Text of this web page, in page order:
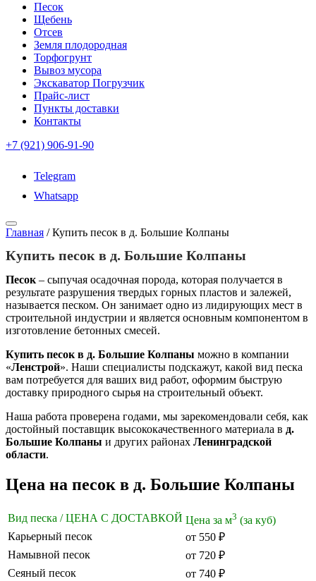
Песок
Щебень
Отсев
Земля плодородная
Торфогрунт
Вывоз мусора
Экскаватор Погрузчик
Прайс-лист
Пункты доставки
Контакты
+7 (921) 906-91-90
Telegram
Whatsapp
Главная /Купить песок в д. Большие Колпаны
Купить песок в д. Большие Колпаны
Песок – сыпучая осадочная порода, которая получается в
результате разрушения твердых горных пластов и залежей,
называется песком. Он занимает одно из лидирующих мест в
строительной индустрии и является основным компонентом в
изготовление бетонных смесей.
Купить песок в д. Большие Колпаны можно в компании
«Ленстрой». Наши специалисты подскажут, какой вид песка
вам потребуется для ваших вид работ, оформим быструю
доставку природного сырья на строительный объект.
Наша работа проверена годами, мы зарекомендовали себя, как
достойный поставщик высококачественного материала в д.
Большие Колпаны и других районах Ленинградской
области.
Цена на песок в д. Большие Колпаны
Вид песка / ЦЕНА С ДОСТАВКОЙ Цена за м3 (за куб)
Карьерный песок
от 550 ₽
Намывной песок
от 720 ₽
Сеяный песок
от 740 ₽